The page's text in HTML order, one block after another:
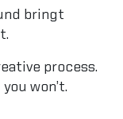
bringt
process.
won’t.